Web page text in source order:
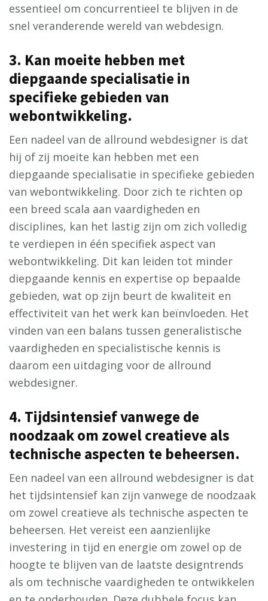
essentieel om concurrentieel te blijven in de
snel veranderende wereld van webdesign.
3. Kan moeite hebben met
diepgaande specialisatie in
specifieke gebieden van
webontwikkeling.
Een nadeel van de allround webdesigner is dat
hij of zij moeite kan hebben met een
diepgaande specialisatie in specifieke gebieden
van webontwikkeling. Door zich te richten op
een breed scala aan vaardigheden en
disciplines, kan het lastig zijn om zich volledig
te verdiepen in één specifiek aspect van
webontwikkeling. Dit kan leiden tot minder
diepgaande kennis en expertise op bepaalde
gebieden, wat op zijn beurt de kwaliteit en
effectiviteit van het werk kan beïnvloeden. Het
vinden van een balans tussen generalistische
vaardigheden en specialistische kennis is
daarom een uitdaging voor de allround
webdesigner.
4. Tijdsintensief vanwege de
noodzaak om zowel creatieve als
technische aspecten te beheersen.
Een nadeel van een allround webdesigner is dat
het tijdsintensief kan zijn vanwege de noodzaak
om zowel creatieve als technische aspecten te
beheersen. Het vereist een aanzienlijke
investering in tijd en energie om zowel op de
hoogte te blijven van de laatste designtrends
als om technische vaardigheden te ontwikkelen